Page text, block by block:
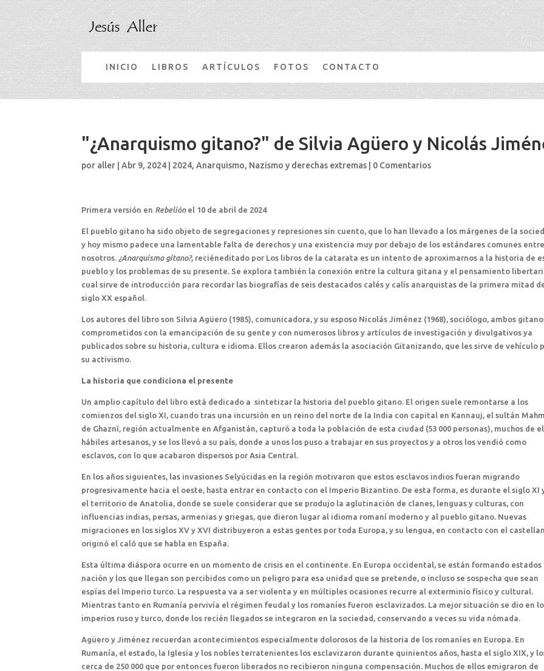
INICIO LIBROS ARTÍCULOS FOTOS CONTACTO
"¿Anarquismo gitano?" de Silvia Agüero y Nicolás
por aller |Abr 9, 2024 2024,Anarquismo, Nazismo y derechas extremas 0 Comentarios
Primera versión en Rebeliónel 10 de abril de 2024
El pueblo gitano ha sido objeto de segregaciones y represiones sin cuento, que lo han llevado a los márgenes de la
y hoy mismo padece una lamentable falta de derechos y una existencia muy por debajo de los estándares comunes entre
nosotros. ¿Anarquismo gitano?, reciéneditado por Los libros de la catarata es un intento de aproximarnos a la historia de
pueblo y los problemas de su presente. Se explora también la conexión entre la cultura gitana y el pensamiento
cual sirve de introducción para recordar las biografías de seis destacados calés y calís anarquistas de la primera mitad
siglo XX español.
Los autores del libro son Silvia Agüero (1985), comunicadora, y su esposo Nicolás Jiménez (1968), sociólogo, ambos
comprometidos con la emancipación de su gente y con numerosos libros y artículos de investigación y divulgativos ya
publicados sobre su historia, cultura e idioma. Ellos crearon además la asociación Gitanizando, que les sirve de vehículo
su activismo.
La historia que condiciona el presente
Un amplio capítulo del libro está dedicado a sintetizar la historia del pueblo gitano. El origen suele remontarse a los
comienzos del siglo XI, cuando tras una incursión en un reino del norte de la India con capital en Kannauj, el sultán
de Ghaznī, región actualmente en Afganistán, capturó a toda la población de esta ciudad (53 000 personas), muchos de
hábiles artesanos, y se los llevó a su país, donde a unos los puso a trabajar en sus proyectos y a otros los vendió como
esclavos, con lo que acabaron dispersos por Asia Central.
En los años siguientes, las invasiones Selyúcidas en la región motivaron que estos esclavos indios fueran migrando
progresivamente hacia el oeste, hasta entrar en contacto con el Imperio Bizantino. De esta forma, es durante el siglo XI
el territorio de Anatolia, donde se suele considerar que se produjo la aglutinación de clanes, lenguas y culturas, con
influencias indias, persas, armenias y griegas, que dieron lugar al idioma romaní moderno y al pueblo gitano. Nuevas
migraciones en los siglos XV y XVI distribuyeron a estas gentes por toda Europa, y su lengua, en contacto con el
originó el caló que se habla en España.
Esta última diáspora ocurre en un momento de crisis en el continente. En Europa occidental, se están formando estados
nación y los que llegan son percibidos como un peligro para esa unidad que se pretende, o incluso se sospecha que sean
espías del Imperio turco. La respuesta va a ser violenta y en múltiples ocasiones recurre al exterminio físico y cultural.
Mientras tanto en Rumanía pervivía el régimen feudal y los romaníes fueron esclavizados. La mejor situación se dio en
imperios ruso y turco, donde los recién llegados se integraron en la sociedad, conservando a veces su vida nómada.
Agüero y Jiménez recuerdan acontecimientos especialmente dolorosos de la historia de los romaníes en Europa. En
Rumanía, el estado, la Iglesia y los nobles terratenientes los esclavizaron durante quinientos años, hasta el siglo XIX, y
cerca de 250 000 que por entonces fueron liberados no recibieron ninguna compensación. Muchos de ellos emigraron de